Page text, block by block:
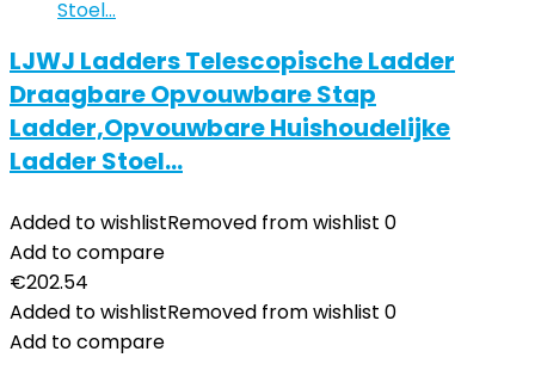
LJWJ Ladders Telescopische Ladder
Draagbare Opvouwbare Stap
Ladder,Opvouwbare Huishoudelijke
Ladder Stoel…
Added to wishlistRemoved from wishlist 0
Add to compare
€202.54
Added to wishlistRemoved from wishlist 0
Add to compare